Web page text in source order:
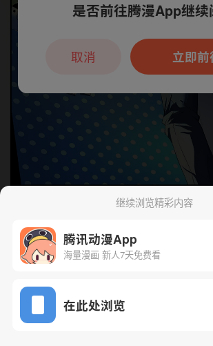
下一话 腾漫App
继续浏览精彩内容
腾讯动漫App
海量漫画 新人7天免费看
在此处浏览
本章节仅支持App阅读，可打开
户7天免费看
是否前往腾漫App继续
立即前
取消